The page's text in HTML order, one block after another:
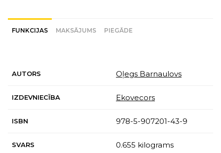
FUNKCIJAS MAKSĀJUMS PIEGĀDE
AUTORS Oļegs Barnaulovs
IZDEVNIECĪBA Ekovecors
ISBN 978-5-907201-43-9
SVARS 0.655 kilograms